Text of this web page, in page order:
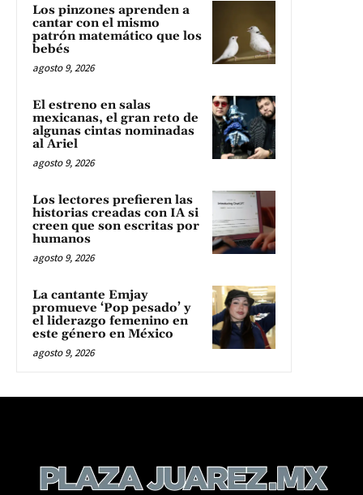
Los pinzones aprenden a
cantar con el mismo
patrón matemático que los
bebés
agosto 9, 2026
El estreno en salas
mexicanas, el gran reto de
algunas cintas nominadas
al Ariel
agosto 9, 2026
Los lectores prefieren las
historias creadas con IA si
creen que son escritas por
humanos
agosto 9, 2026
La cantante Emjay
promueve ‘Pop pesado’ y
el liderazgo femenino en
este género en México
agosto 9, 2026